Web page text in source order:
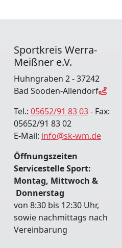
Sportkreis Werra-
Meißner e.V.
Huhngraben 2 - 37242
Bad Sooden-Allendorf
Tel.: 05652/91 83 03- Fax:
05652/91 83 02
E-Mail: info@sk-wm.de
Öffnungszeiten
Servicestelle Sport:
Montag, Mittwoch &
Donnerstag
von 8:30 bis 12:30 Uhr,
sowie nachmittags nach
Vereinbarung